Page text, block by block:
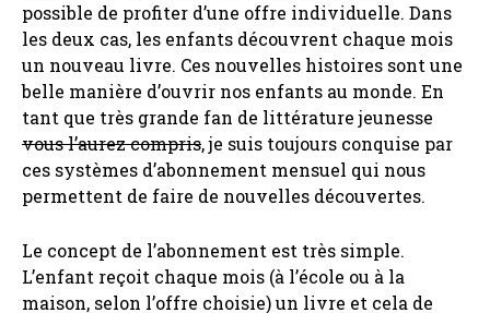
possible de profiter d’une offre individuelle. Dans
les deux cas, les enfants découvrent chaque mois
un nouveau livre. Ces nouvelles histoires sont une
belle manière d’ouvrir nos enfants au monde. En
tant que très grande fan de littérature jeunesse
vous l’aurez compris, je suis toujours conquise par
ces systèmes d’abonnement mensuel qui nous
permettent de faire de nouvelles découvertes.
Le concept de l’abonnement est très simple.
L’enfant reçoit chaque mois (à l’école ou à la
maison, selon l’offre choisie) un livre et cela de